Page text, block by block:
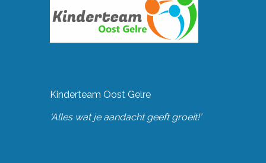
Kinderteam Oost Gelre
‘Alles wat je aandacht geeft groeit!’